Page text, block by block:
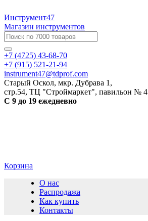
Инструмент47
Магазин инструментов
+7 (4725) 43-68-70
+7 (915) 521-21-94
instrument47@tdprof.com
Старый Оскол, мкр. Дубрава 1,
стр.54, ТЦ "Строймаркет", павильон № 4
С 9 до 19 ежедневно
Корзина
О нас
Распродажа
Как купить
Контакты